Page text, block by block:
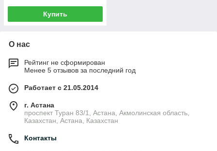
Купить
О нас
Рейтинг не сформирован
Менее 5 отзывов за последний год
Работает с 21.05.2014
г. Астана
проспект Туран 83/1, Астана, Акмолинская область,
Казахстан, Астана, Казахстан
Контакты